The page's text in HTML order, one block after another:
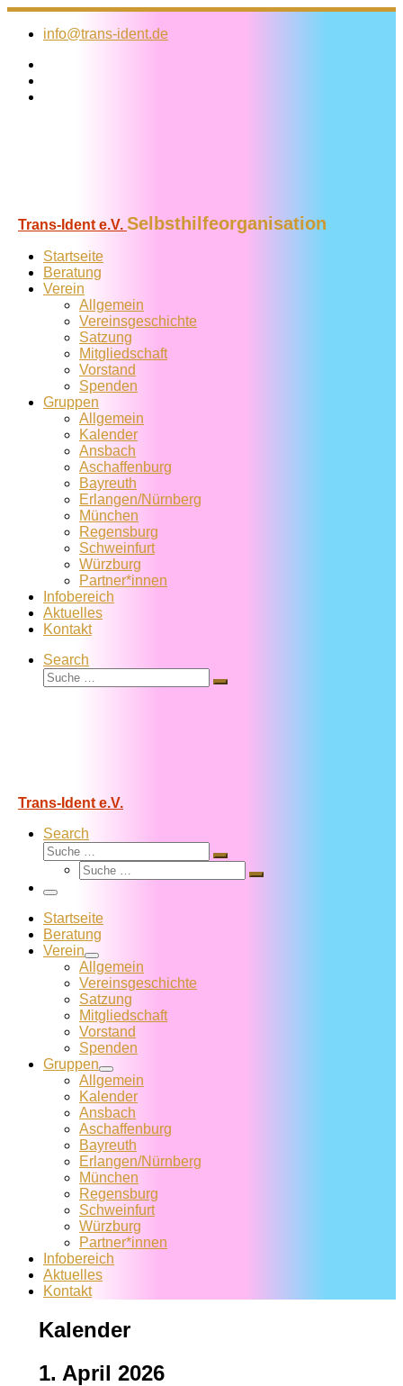
Zum
Inhalt
info@trans-ident.de
Trans-Ident e.V. Selbsthilfeorganisation
Startseite
Beratung
Verein
Allgemein
Vereins­geschichte
Satzung
Mitglied­schaft
Vorstand
Spenden
Gruppen
Allgemein
Kalender
Ansbach
Aschaffenburg
Bayreuth
Erlangen/Nürnberg
München
Regensburg
Schweinfurt
Würzburg
Partner*innen
Infobereich
Aktuelles
Kontakt
Search
Suche
Suche
Trans-Ident e.V.
Search
Suche
Suche
Suche
Suche
Menü
Startseite
Beratung
Verein
Allgemein
Vereins­geschichte
Satzung
Mitglied­schaft
Vorstand
Spenden
Gruppen
Allgemein
Kalender
Ansbach
Aschaffenburg
Bayreuth
Erlangen/Nürnberg
München
Regensburg
Schweinfurt
Würzburg
Partner*innen
Infobereich
Aktuelles
Kontakt
Kalender
1. April 2026